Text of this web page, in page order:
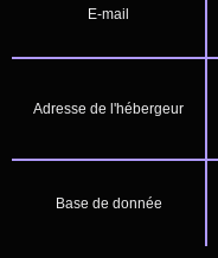
E-mail
Adresse de l'hébergeur
Base de donnée